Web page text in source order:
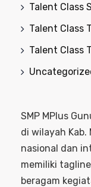
Talent Class
Talent Class
Talent Class
SMP MPlus
di wilayah
nasional dan
memiliki
beragam